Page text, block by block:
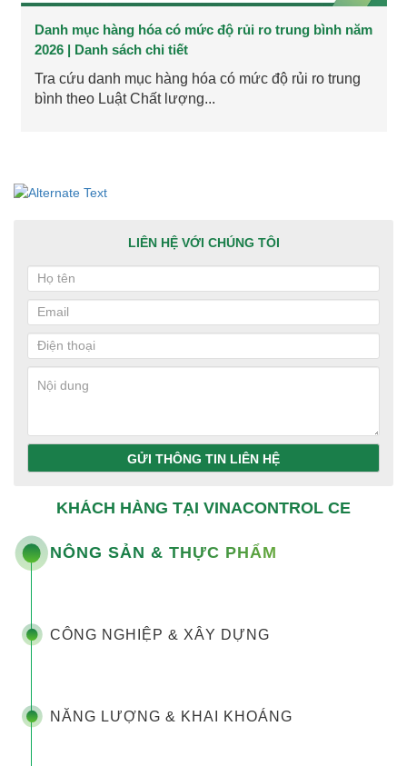
Danh mục hàng hóa có mức độ rủi ro trung bình năm
2026 | Danh sách chi tiết
Tra cứu danh mục hàng hóa có mức độ rủi ro trung
bình theo Luật Chất lượng...
LIÊN HỆ VỚI CHÚNG TÔI
GỬI THÔNG TIN LIÊN HỆ
KHÁCH HÀNG TẠI VINACONTROL CE
NÔNG SẢN & THỰC PHẨM
CÔNG NGHIỆP & XÂY DỰNG
NĂNG LƯỢNG & KHAI KHOÁNG